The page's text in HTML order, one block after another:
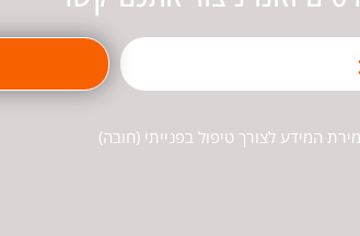
המידע לצורך טיפול בפנייתי (חובה)